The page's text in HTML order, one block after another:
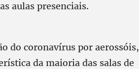
aulas presenciais.
do coronavírus por aerossóis,
da maioria das salas de